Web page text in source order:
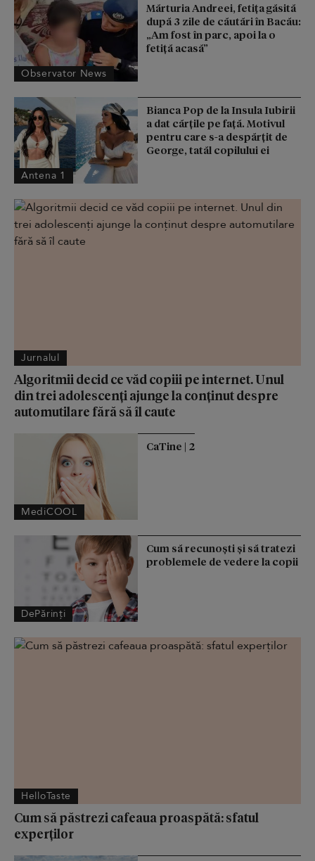
Observator News
Mărturia Andreei, fetiţa găsită
după 3 zile de căutări în Bacău:
„Am fost în parc, apoi la o
fetiţă acasă”
Antena 1
Bianca Pop de la Insula Iubirii
a dat cărțile pe față. Motivul
pentru care s-a despărțit de
George, tatăl copilului ei
Jurnalul
Algoritmii decid ce văd copiii pe internet. Unul
din trei adolescenți ajunge la conținut despre
automutilare fără să îl caute
MediCOOL
CaTine | 2
DePărinți
Cum să recunoști și să tratezi
problemele de vedere la copii
HelloTaste
Cum să păstrezi cafeaua proaspătă: sfatul
experților